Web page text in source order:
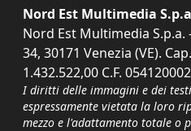
Nord Est Multimedia
Nord Est Multimedia S.p.a.
34, 30171 Venezia (VE).
1.432.522,00 C.F.
I diritti delle immagini e dei
espressamente vietata la loro
mezzo e l'adattamento totale o